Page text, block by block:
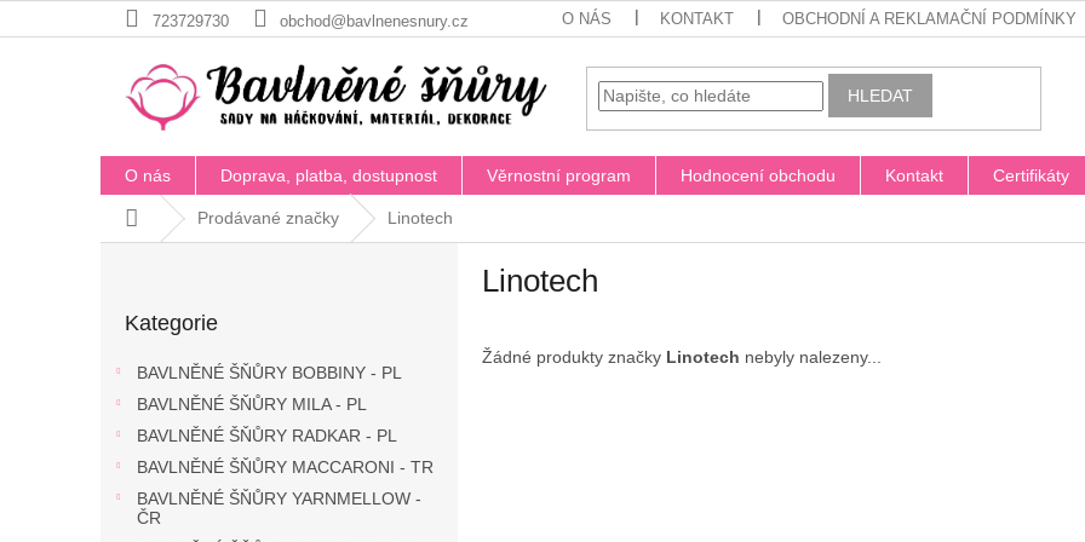
na
723729730 obchod@bavlnenesnury.cz O NÁS KONTAKT OBCHODNÍ A REKLAMAČNÍ PODMÍNKY
HLEDAT
O nás Doprava, platba, dostupnost Věrnostní program Hodnocení obchodu Kontakt Certifikáty
Domů Prodávané značky Linotech
kategorie
Kategorie
BAVLNĚNÉ ŠŇŮRY BOBBINY - PL
BAVLNĚNÉ ŠŇŮRY MILA - PL
BAVLNĚNÉ ŠŇŮRY RADKAR - PL
BAVLNĚNÉ ŠŇŮRY MACCARONI - TR
BAVLNĚNÉ ŠŇŮRY YARNMELLOW -
ČR
Linotech
Žádné produkty značky Linotech nebyly nalezeny...